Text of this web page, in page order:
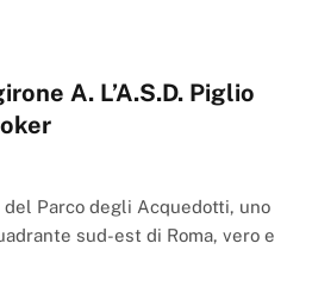
A. L’A.S.D. Piglio
Parco degli Acquedotti, uno
sud-est di Roma, vero e